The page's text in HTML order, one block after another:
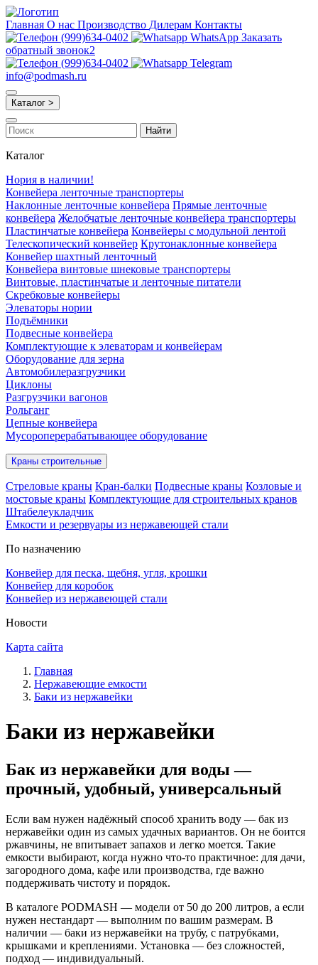
Главная О нас Производство Дилерам Контакты
(999)634-0402
WhatsApp Заказать
обратный звонок2
(999)634-0402
Telegram
info@podmash.ru
Каталог >
Найти
Каталог
Нория в наличии!
Конвейера ленточные транспортеры
Наклонные ленточные конвейера Прямые ленточные
конвейера Желобчатые ленточные конвейера транспортеры
Пластинчатые конвейера Конвейеры с модульной лентой
Телескопический конвейер Крутонаклонные конвейера
Конвейер шахтный ленточный
Конвейера винтовые шнековые транспортеры
Винтовые, пластинчатые и ленточные питатели
Скребковые конвейеры
Элеваторы нории
Подъёмники
Подвесные конвейера
Комплектующие к элеваторам и конвейерам
Оборудование для зерна
Автомобилеразгрузчики
Циклоны
Разгрузчики вагонов
Рольганг
Цепные конвейера
Мусороперерабатывающее оборудование
Краны строительные
Стреловые краны Кран-балки Подвесные краны Козловые и
мостовые краны Комплектующие для строительных кранов
Штабелеукладчик
Емкости и резервуары из нержавеющей стали
По назначению
Конвейер для песка, щебня, угля, крошки
Конвейер для коробок
Конвейер из нержавеющей стали
Новости
Карта сайта
Главная
Нержавеющие емкости
Баки из нержавейки
Баки из нержавейки
Бак из нержавейки для воды —
прочный, удобный, универсальный
Если вам нужен надёжный способ хранить воду — бак из
нержавейки один из самых удачных вариантов. Он не боится
ржавчины, не впитывает запахов и легко моется. Такие
емкости выбирают, когда нужно что-то практичное: для дачи,
загородного дома, кафе или производства, где важно
поддерживать чистоту и порядок.
В каталоге PODMASH — модели от 50 до 200 литров, а если
нужен нестандарт — выполним по вашим размерам. В
наличии — баки из нержавейки на трубу, с патрубками,
крышками и креплениями. Установка — без сложностей,
подход — индивидуальный.